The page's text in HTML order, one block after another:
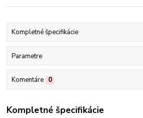
Kompletné špecifikácie
Parametre
Komentáre 0
Kompletné špecifikácie